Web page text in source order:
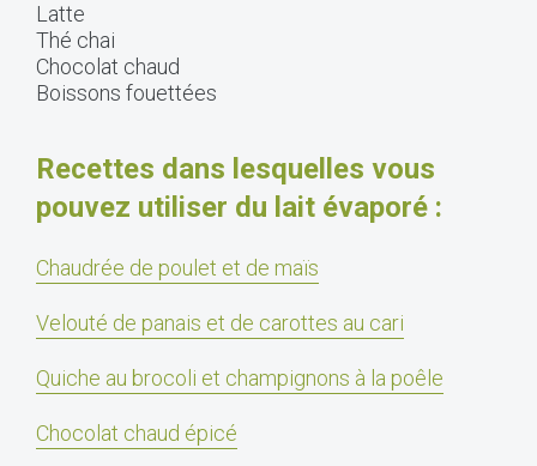
Latte
Thé chai
Chocolat chaud
Boissons fouettées
Recettes dans lesquelles vous
pouvez utiliser du lait évaporé :
Chaudrée de poulet et de maïs
Velouté de panais et de carottes au cari
Quiche au brocoli et champignons à la poêle
Chocolat chaud épicé